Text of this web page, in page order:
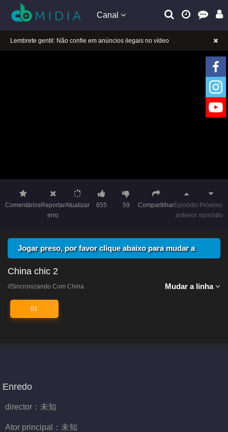
Canal
Lembrete gentil: Não confie em anúncios ilegais no vídeo
ComentáriosReportar
erro
Atualizar 655 59 CompartilharEpisódio
anterior
Próximo
episódio
Jogar preso, por favor clique abaixo para mudar a
linha
China chic 2
Mudar a linha
//Sincronizando Com China
01
Enredo
director： 未知
Ator principal： 未知